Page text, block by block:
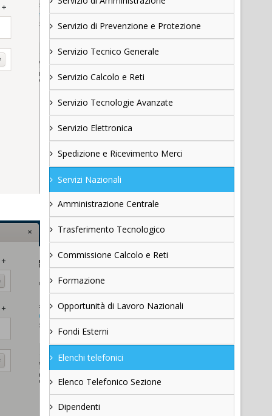
Servizio di Prevenzione e Protezione
Servizio Tecnico Generale
Servizio Calcolo e Reti
Servizio Tecnologie Avanzate
Servizio Elettronica
Spedizione e Ricevimento Merci
Servizi Nazionali
Amministrazione Centrale
Trasferimento Tecnologico
Commissione Calcolo e Reti
Formazione
Opportunità di Lavoro Nazionali
Fondi Esterni
Elenchi telefonici
Elenco Telefonico Sezione
Dipendenti